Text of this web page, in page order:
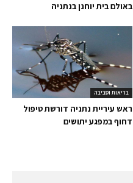
באולם בית יוחנן בנתניה
בריאות וסביבה
ראש עיריית נתניה דורשת טיפול
דחוף במפגע יתושים